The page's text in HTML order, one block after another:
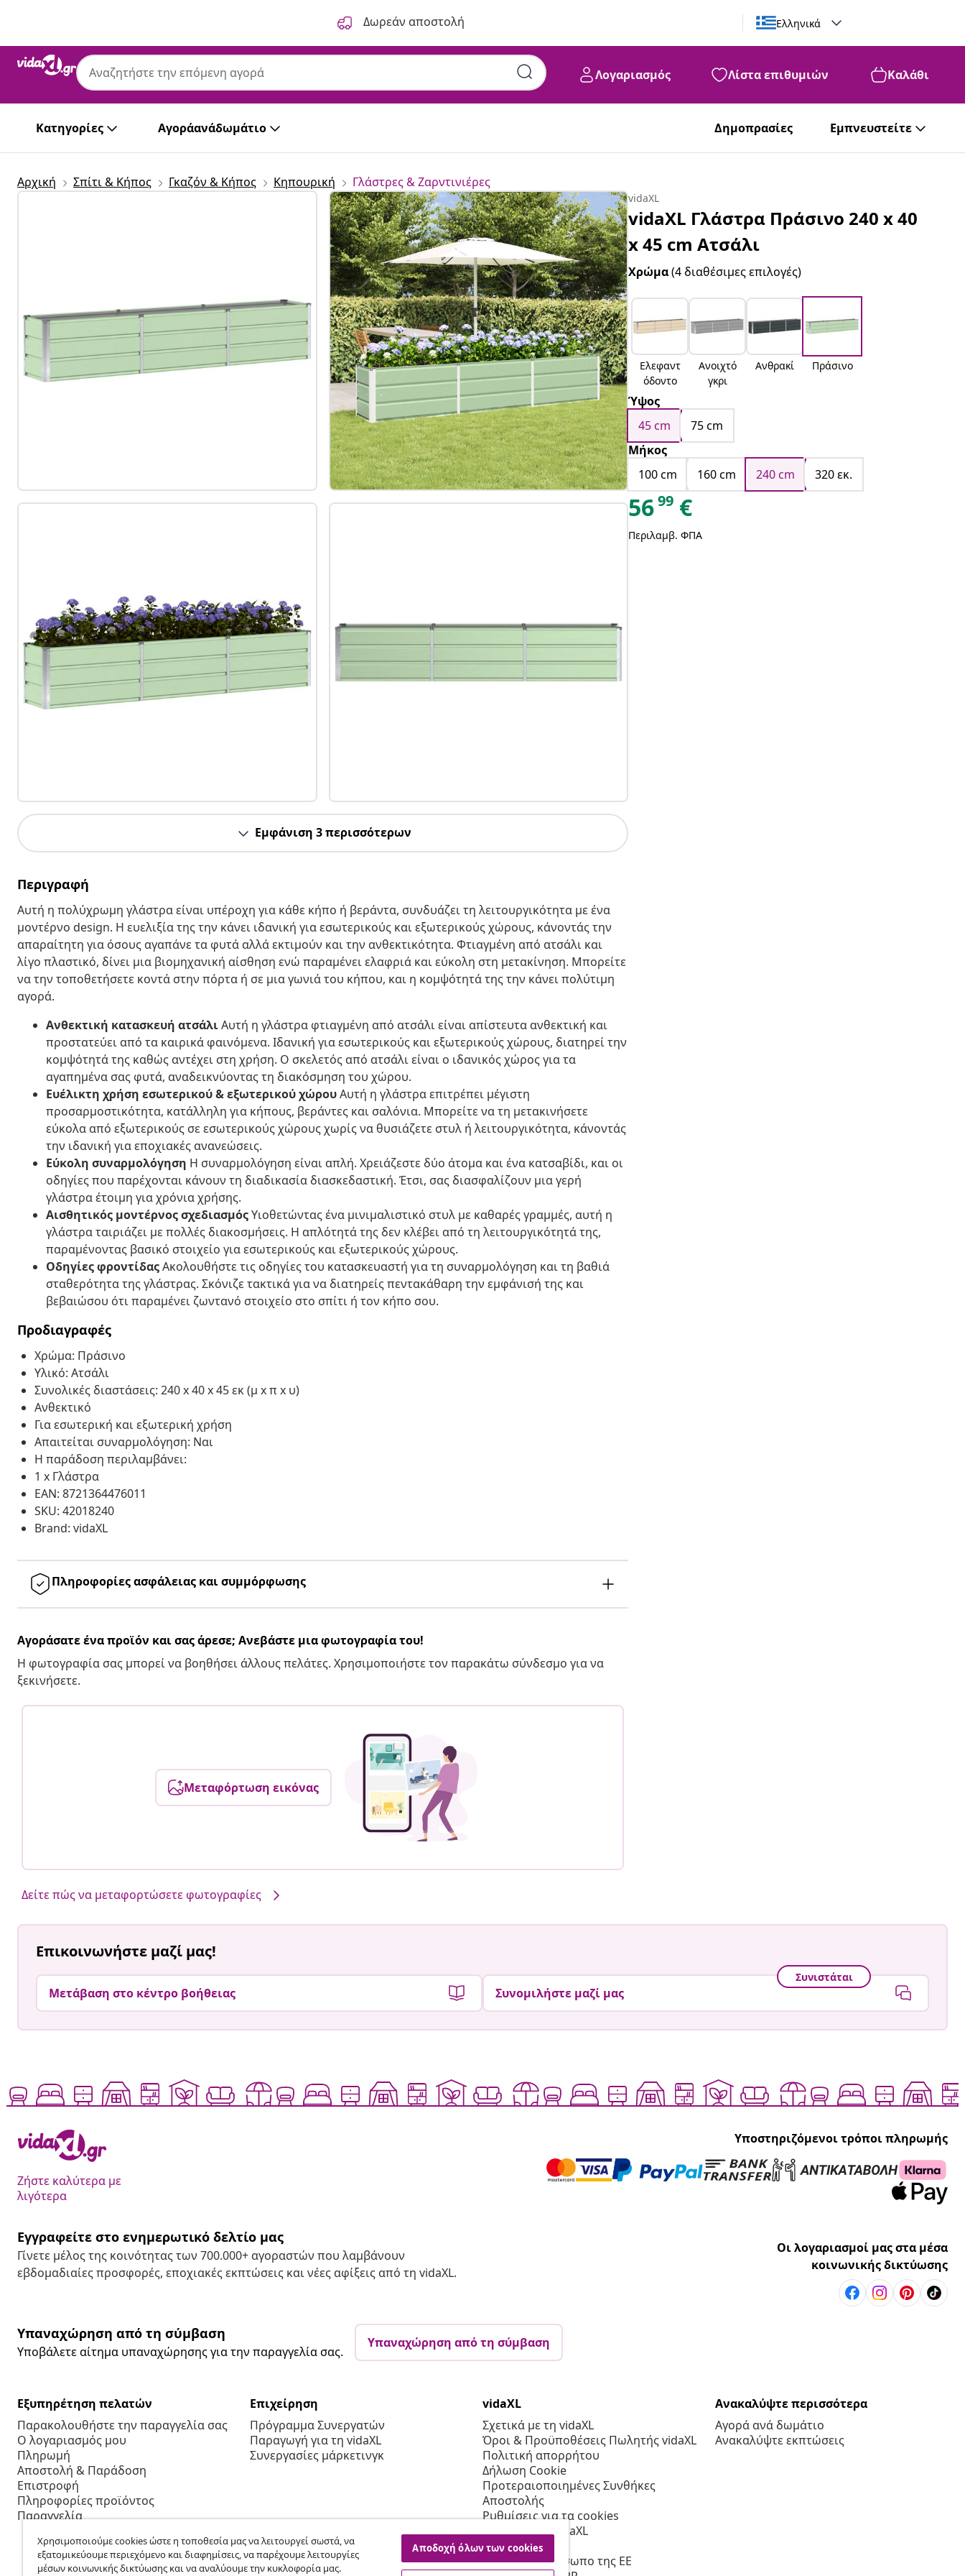
Δωρεάν αποστολή Ελληνικά
Λογαριασμός Λίστα επιθυμιών Καλάθι
Κατηγορίες Αγοράανάδωμάτιο Δημοπρασίες Εμπνευστείτε
Αρχική Σπίτι & Κήπος Γκαζόν & Κήπος Κηπουρική Γλάστρες & Ζαρντινιέρες
Εμφάνιση 3 περισσότερων
Περιγραφή
Αυτή η πολύχρωμη γλάστρα είναι υπέροχη για κάθε κήπο ή βεράντα, συνδυάζει τη λειτουργικότητα με ένα
μοντέρνο design. Η ευελιξία της την κάνει ιδανική για εσωτερικούς και εξωτερικούς χώρους, κάνοντάς την
απαραίτητη για όσους αγαπάνε τα φυτά αλλά εκτιμούν και την ανθεκτικότητα. Φτιαγμένη από ατσάλι και
λίγο πλαστικό, δίνει μια βιομηχανική αίσθηση ενώ παραμένει ελαφριά και εύκολη στη μετακίνηση. Μπορείτε
να την τοποθετήσετε κοντά στην πόρτα ή σε μια γωνιά του κήπου, και η κομψότητά της την κάνει πολύτιμη
αγορά.
Ανθεκτική κατασκευή ατσάλιΑυτή η γλάστρα φτιαγμένη από ατσάλι είναι απίστευτα ανθεκτική και
προστατεύει από τα καιρικά φαινόμενα. Ιδανική για εσωτερικούς και εξωτερικούς χώρους, διατηρεί την
κομψότητά της καθώς αντέχει στη χρήση. Ο σκελετός από ατσάλι είναι ο ιδανικός χώρος για τα
αγαπημένα σας φυτά, αναδεικνύοντας τη διακόσμηση του χώρου.
Ευέλικτη χρήση εσωτερικού & εξωτερικού χώρουΑυτή η γλάστρα επιτρέπει μέγιστη
προσαρμοστικότητα, κατάλληλη για κήπους, βεράντες και σαλόνια. Μπορείτε να τη μετακινήσετε
εύκολα από εξωτερικούς σε εσωτερικούς χώρους χωρίς να θυσιάζετε στυλ ή λειτουργικότητα, κάνοντάς
την ιδανική για εποχιακές ανανεώσεις.
Εύκολη συναρμολόγηση Η συναρμολόγηση είναι απλή. Χρειάζεστε δύο άτομα και ένα κατσαβίδι, και οι
οδηγίες που παρέχονται κάνουν τη διαδικασία διασκεδαστική. Έτσι, σας διασφαλίζουν μια γερή
γλάστρα έτοιμη για χρόνια χρήσης.
Αισθητικός μοντέρνος σχεδιασμόςΥιοθετώντας ένα μινιμαλιστικό στυλ με καθαρές γραμμές, αυτή η
γλάστρα ταιριάζει με πολλές διακοσμήσεις. Η απλότητά της δεν κλέβει από τη λειτουργικότητά της,
παραμένοντας βασικό στοιχείο για εσωτερικούς και εξωτερικούς χώρους.
Οδηγίες φροντίδαςΑκολουθήστε τις οδηγίες του κατασκευαστή για τη συναρμολόγηση και τη βαθιά
σταθερότητα της γλάστρας. Σκόνιζε τακτικά για να διατηρείς πεντακάθαρη την εμφάνισή της και
βεβαιώσου ότι παραμένει ζωντανό στοιχείο στο σπίτι ή τον κήπο σου.
Προδιαγραφές
Χρώμα: Πράσινο
Υλικό: Ατσάλι
Συνολικές διαστάσεις: 240 x 40 x 45 εκ (μ x π x υ)
Ανθεκτικό
Για εσωτερική και εξωτερική χρήση
Απαιτείται συναρμολόγηση: Ναι
Η παράδοση περιλαμβάνει:
1 x Γλάστρα
EAN: 8721364476011
SKU: 42018240
Brand: vidaXL
Πληροφορίες ασφάλειας και συμμόρφωσης
Αγοράσατε ένα προϊόν και σας άρεσε; Ανεβάστε μια φωτογραφία του!
Η φωτογραφία σας μπορεί να βοηθήσει άλλους πελάτες. Χρησιμοποιήστε τον παρακάτω σύνδεσμο για να
ξεκινήσετε.
Μεταφόρτωση εικόνας
Δείτε πώς να μεταφορτώσετε φωτογραφίες
vidaXL
vidaXL Γλάστρα Πράσινο 240 x 40
x 45 cm Ατσάλι
Χρώμα(4 διαθέσιμες επιλογές)
Ελεφαντ
όδοντο
Ανοιχτό
γκρι
Ανθρακί Πράσινο
Ύψος
45 cm
75 cm
Μήκος
100 cm
160 cm 240 cm 320 εκ.
5699 €
Περιλαμβ. ΦΠΑ
Επικοινωνήστε μαζί μας!
Μετάβαση στο κέντρο βοήθειας
Συνιστάται
Συνομιλήστε μαζί μας
Ζήστε καλύτερα με
λιγότερα
Υποστηριζόμενοι τρόποι πληρωμής
Εγγραφείτε στο ενημερωτικό δελτίο μας
Γίνετε μέλος της κοινότητας των 700.000+ αγοραστών που λαμβάνουν
εβδομαδιαίες προσφορές, εποχιακές εκπτώσεις και νέες αφίξεις από τη vidaXL.
Οι λογαριασμοί μας στα μέσα
κοινωνικής δικτύωσης
Υπαναχώρηση από τη σύμβαση
Υποβάλετε αίτημα υπαναχώρησης για την παραγγελία σας.
Υπαναχώρηση από τη σύμβαση
Εξυπηρέτηση πελατών
Παρακολουθήστε την παραγγελία σας
Ο λογαριασμός μου
Πληρωμή
Αποστολή & Παράδοση
Επιστροφή
Πληροφορίες προϊόντος
Παραγγελία
Επιχείρηση
Πρόγραμμα Συνεργατών
Παραγωγή για τη vidaXL
Συνεργασίες μάρκετινγκ
vidaXL
Σχετικά με τη vidaXL
Όροι & Προϋποθέσεις Πωλητής vidaXL
Πολιτική απορρήτου
Δήλωση Cookie
Προτεραιοποιημένες Συνθήκες
Αποστολής
Ρυθμίσεις για τα cookies
Εργασία στη vidaXL
Ασφαλείας
Υπεύθυνο πρόσωπο της ΕΕ
Ανακαλύψτε περισσότερα
Αγορά ανά δωμάτιο
Ανακαλύψτε εκπτώσεις
Χρησιμοποιούμε cookies ώστε η τοποθεσία μας να λειτουργεί σωστά, να
εξατομικεύουμε περιεχόμενο και διαφημίσεις, να παρέχουμε λειτουργίες
μέσων κοινωνικής δικτύωσης και να αναλύουμε την κυκλοφορία μας.
Αποδοχή όλων των cookies